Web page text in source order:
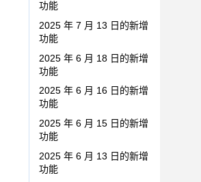
功能
2025 年 7 月 13 日的新增
功能
2025 年 6 月 18 日的新增
功能
2025 年 6 月 16 日的新增
功能
2025 年 6 月 15 日的新增
功能
2025 年 6 月 13 日的新增
功能